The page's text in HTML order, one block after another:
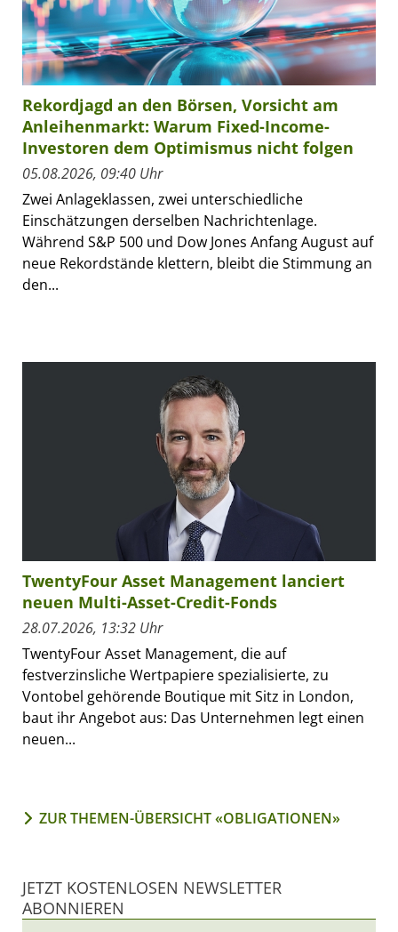
Rekordjagd an den Börsen, Vorsicht am
Anleihenmarkt: Warum Fixed-Income-
Investoren dem Optimismus nicht folgen
05.08.2026, 09:40 Uhr
Zwei Anlageklassen, zwei unterschiedliche
Einschätzungen derselben Nachrichtenlage.
Während S&P 500 und Dow Jones Anfang August auf
neue Rekordstände klettern, bleibt die Stimmung an
den...
TwentyFour Asset Management lanciert
neuen Multi-Asset-Credit-Fonds
28.07.2026, 13:32 Uhr
TwentyFour Asset Management, die auf
festverzinsliche Wertpapiere spezialisierte, zu
Vontobel gehörende Boutique mit Sitz in London,
baut ihr Angebot aus: Das Unternehmen legt einen
neuen...
ZUR THEMEN-ÜBERSICHT «OBLIGATIONEN»
JETZT KOSTENLOSEN NEWSLETTER
ABONNIEREN